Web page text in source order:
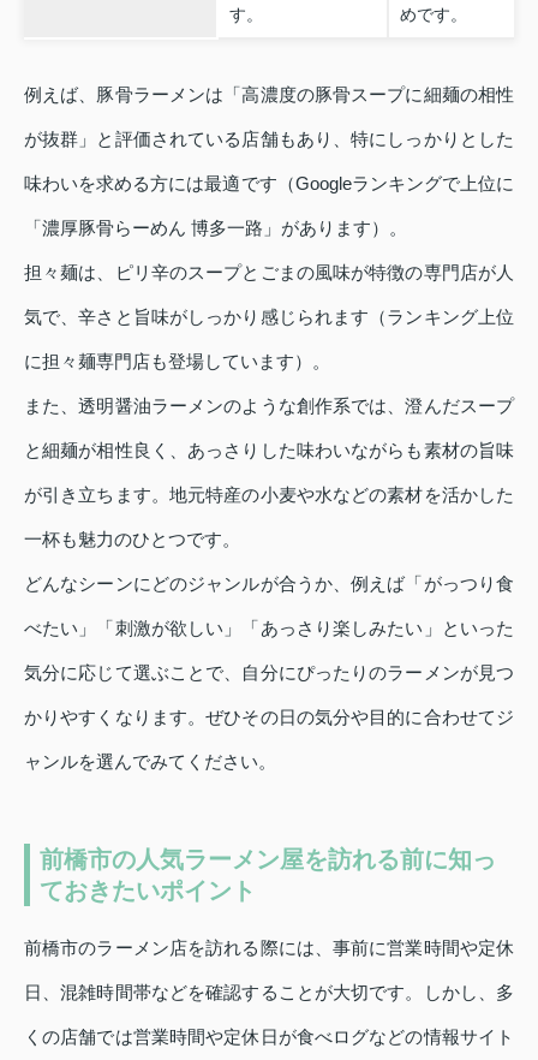
す。
めです。
例えば、豚骨ラーメンは「高濃度の豚骨スープに細麺の相性
が抜群」と評価されている店舗もあり、特にしっかりとした
味わいを求める方には最適です（Googleランキングで上位に
「濃厚豚骨らーめん 博多一路」があります）。
担々麺は、ピリ辛のスープとごまの風味が特徴の専門店が人
気で、辛さと旨味がしっかり感じられます（ランキング上位
に担々麺専門店も登場しています）。
また、透明醤油ラーメンのような創作系では、澄んだスープ
と細麺が相性良く、あっさりした味わいながらも素材の旨味
が引き立ちます。地元特産の小麦や水などの素材を活かした
一杯も魅力のひとつです。
どんなシーンにどのジャンルが合うか、例えば「がっつり食
べたい」「刺激が欲しい」「あっさり楽しみたい」といった
気分に応じて選ぶことで、自分にぴったりのラーメンが見つ
かりやすくなります。ぜひその日の気分や目的に合わせてジ
ャンルを選んでみてください。
前橋市の人気ラーメン屋を訪れる前に知っ
ておきたいポイント
前橋市のラーメン店を訪れる際には、事前に営業時間や定休
日、混雑時間帯などを確認することが大切です。しかし、多
くの店舗では営業時間や定休日が食べログなどの情報サイト